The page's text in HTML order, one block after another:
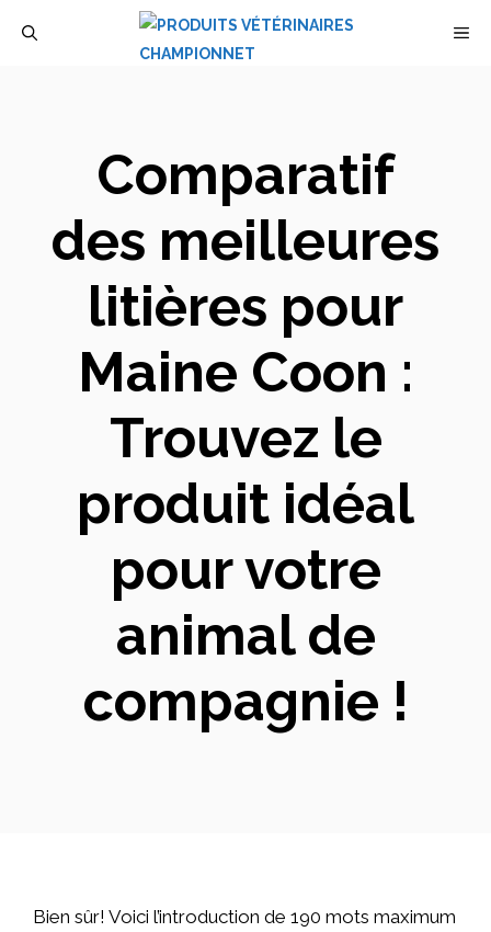
Comparatif
des meilleures
litières pour
Maine Coon :
Trouvez le
produit idéal
pour votre
animal de
compagnie !
Bien sûr! Voici l’introduction de 190 mots maximum